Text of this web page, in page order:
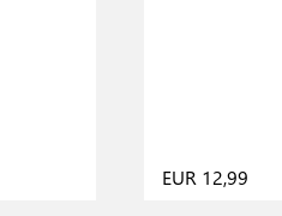
EUR 12,99